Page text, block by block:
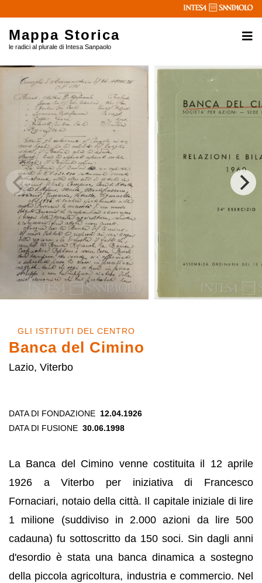
Mappa Storica
le radici al plurale di Intesa Sanpaolo
GLI ISTITUTI DEL CENTRO
Banca del Cimino
Lazio, Viterbo
DATA DI FONDAZIONE 12.04.1926
DATA DI FUSIONE 30.06.1998
La Banca del Cimino venne costituita il 12 aprile
1926 a Viterbo per iniziativa di Francesco
Fornaciari, notaio della città. Il capitale iniziale di lire
1 milione (suddiviso in 2.000 azioni da lire 500
cadauna) fu sottoscritto da 150 soci. Sin dagli anni
d'esordio è stata una banca dinamica a sostegno
della piccola agricoltura, industria e commercio. Nel